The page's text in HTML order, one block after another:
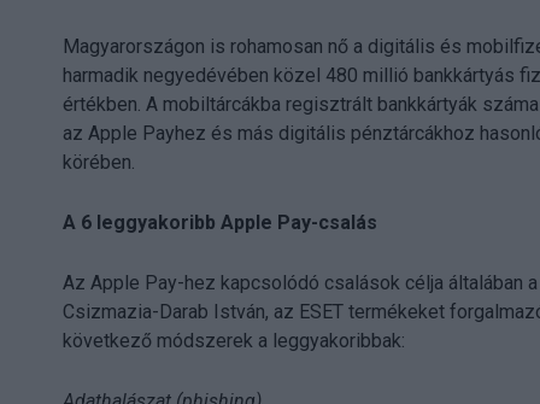
Magyarországon is rohamosan nő a digitális és
harmadik negyedévében közel 480 millió bankkártyás
értékben. A mobiltárcákba regisztrált bankkártyák
az Apple Payhez és más digitális pénztárcákhoz
körében.
A 6 leggyakoribb Apple Pay-csalás
Az Apple Pay-hez kapcsolódó csalások célja általában
Csizmazia-Darab István, az ESET termékeket
következő módszerek a leggyakoribbak: